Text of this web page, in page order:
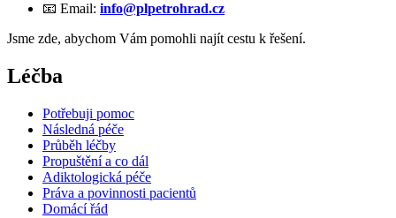
📧 Email: info@plpetrohrad.cz
Jsme zde, abychom Vám pomohli najít cestu k řešení.
Léčba
Potřebuji pomoc
Následná péče
Průběh léčby
Propuštění a co dál
Adiktologická péče
Práva a povinnosti pacientů
Domácí řád